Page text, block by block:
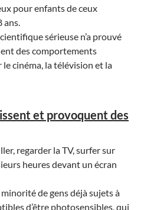
pour enfants de ceux
ans.
sérieuse n’a prouvé
des comportements
cinéma, la télévision et la
et provoquent des
regarder la TV, surfer sur
heures devant un écran
de gens déjà sujets à
d’être photosensibles, qui